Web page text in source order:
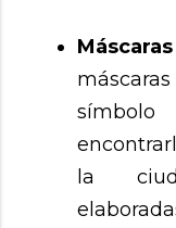
la